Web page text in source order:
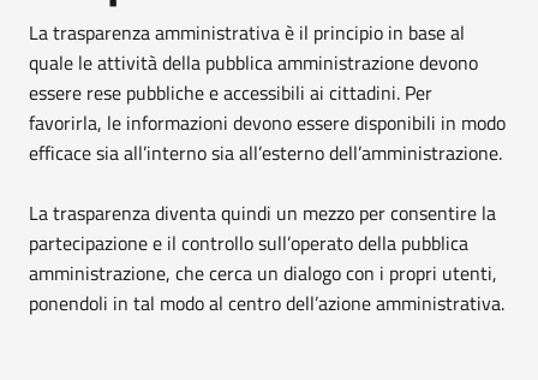
La trasparenza amministrativa è il principio in base al
quale le attività della pubblica amministrazione devono
essere rese pubbliche e accessibili ai cittadini. Per
favorirla, le informazioni devono essere disponibili in modo
efficace sia all’interno sia all’esterno dell’amministrazione.
La trasparenza diventa quindi un mezzo per consentire la
partecipazione e il controllo sull’operato della pubblica
amministrazione, che cerca un dialogo con i propri utenti,
ponendoli in tal modo al centro dell’azione amministrativa.